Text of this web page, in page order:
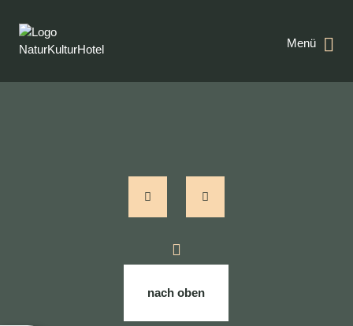
Menü
nach oben